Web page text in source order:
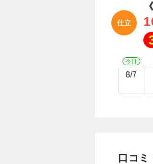
仕立
今日
8/7
口コミ